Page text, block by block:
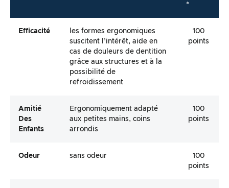
*
Efficacité
les formes ergonomiques
suscitent l’intérêt, aide en
cas de douleurs de dentition
grâce aux structures et à la
possibilité de
refroidissement
100
points
Amitié
Des
Enfants
Ergonomiquement adapté
aux petites mains, coins
arrondis
100
points
Odeur sans odeur
100
points